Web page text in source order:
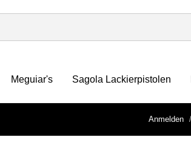
Meguiar's Sagola Lackierpistolen
Anmelden